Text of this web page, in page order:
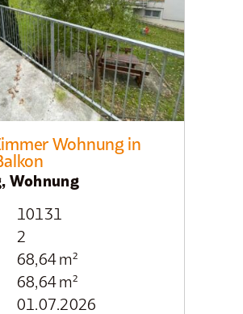
Wohnung in
Wohnung
10131
2
68,64 m²
68,64 m²
01.07.2026